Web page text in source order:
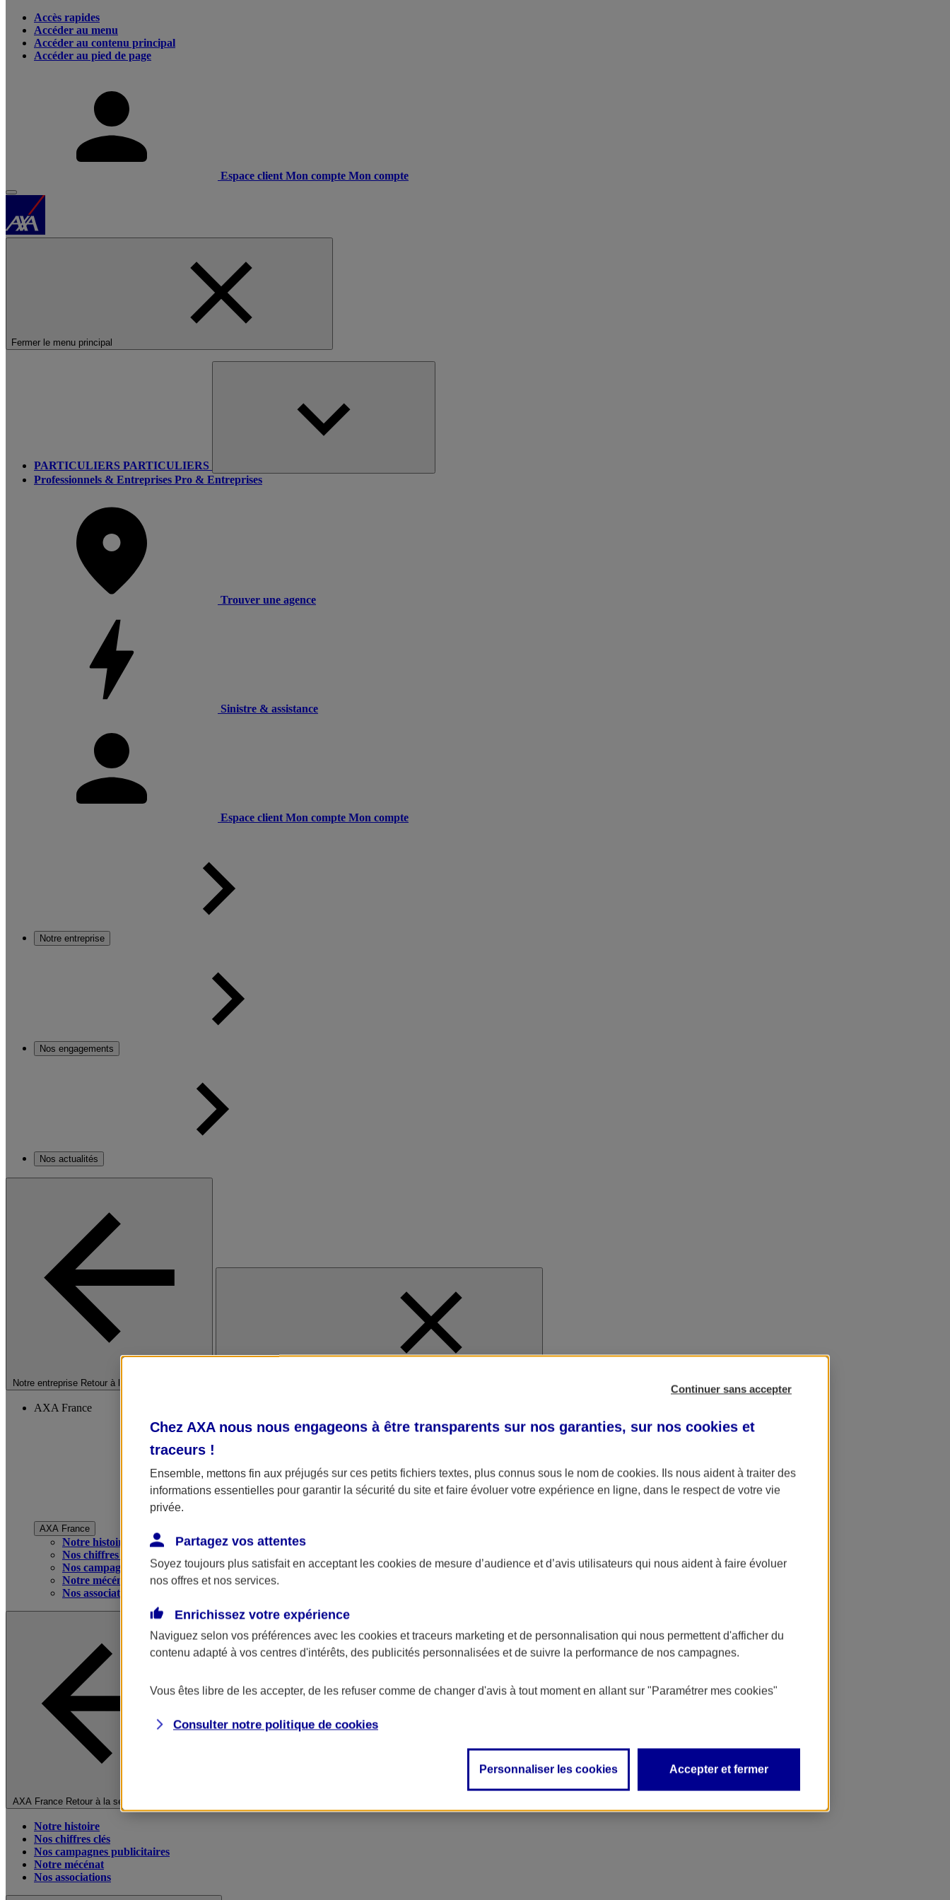
Accès rapides
Accéder au menu
Accéder au contenu principal
Accéder au pied de page
Espace client Mon compte Mon compte
Fermer le menu principal
PARTICULIERS PARTICULIERS
Professionnels & Entreprises Pro & Entreprises
Trouver une agence
Sinistre & assistance
Espace client Mon compte Mon compte
Notre entreprise
Nos engagements
Nos actualités
Notre entreprise Retour à la section précédente
AXA France
AXA France
Notre histoire
Nos chiffres clés
Nos campagnes publicitaires
Notre mécénat
Nos associations
AXA France Retour à la section précédente
Notre histoire
Nos chiffres clés
Nos campagnes publicitaires
Notre mécénat
Nos associations
Continuer sans accepter
Chez AXA nous nous engageons à être transparents sur nos garanties, sur nos cookies et
traceurs !
Ensemble, mettons fin aux préjugés sur ces petits fichiers textes, plus connus sous le nom de cookies. Ils nous aident à traiter des
informations essentielles pour garantir la sécurité du site et faire évoluer votre expérience en ligne, dans le respect de votre vie
privée.
Partagez vos attentes
Soyez toujours plus satisfait en acceptant les cookies de mesure d’audience et d’avis utilisateurs qui nous aident à faire évoluer
nos offres et nos services.
Enrichissez votre expérience
Naviguez selon vos préférences avec les cookies et traceurs marketing et de personnalisation qui nous permettent d'afficher du
contenu adapté à vos centres d'intérêts, des publicités personnalisées et de suivre la performance de nos campagnes.
Vous êtes libre de les accepter, de les refuser comme de changer d'avis à tout moment en allant sur "Paramétrer mes cookies"
Consulter notre politique de cookies
Personnaliser les cookies Accepter et fermer